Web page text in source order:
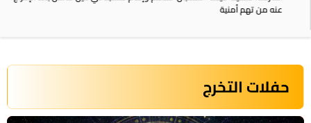
عنه من تهم أمنية
حفلات التخرج